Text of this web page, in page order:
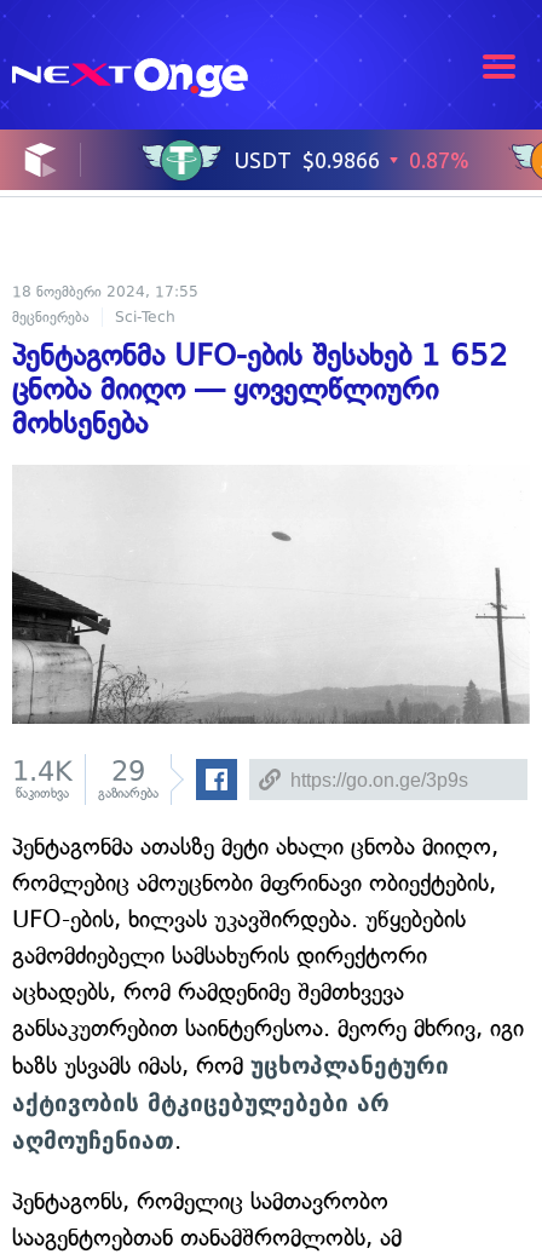
18 ნოემბერი 2024, 17:55
მეცნიერება
Sci-Tech
პენტაგონმა UFO-ების შესახებ 1 652
ცნობა მიიღო — ყოველწლიური
მოხსენება
1.4K
წაკითხვა
29
გაზიარება
პენტაგონმა ათასზე მეტი ახალი ცნობა მიიღო,
რომლებიც ამოუცნობი მფრინავი ობიექტების,
UFO-ების, ხილვას უკავშირდება. უწყებების
გამომძიებელი სამსახურის დირექტორი
აცხადებს, რომ რამდენიმე შემთხვევა
განსაკუთრებით საინტერესოა. მეორე მხრივ, იგი
ხაზს უსვამს იმას, რომ უცხოპლანეტური
აქტივობის მტკიცებულებები არ
აღმოუჩენიათ.
პენტაგონს, რომელიც სამთავრობო
სააგენტოებთან თანამშრომლობს, ამ